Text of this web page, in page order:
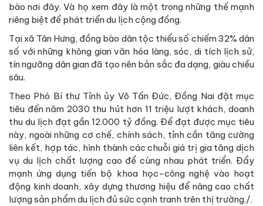
bào nơi đây. Và họ xem đây là một trong những thế mạnh
riêng biệt để phát triển du lịch cộng đồng.
Tại xã Tân Hưng, đồng bào dân tộc thiểu số chiếm 32% dân
số với những không gian văn hóa làng, sóc, di tích lịch sử,
tín ngưỡng dân gian đã tạo nên bản sắc đa dạng, giàu chiều
sâu.
Theo Phó Bí thư Tỉnh ủy Võ Tấn Đức, Đồng Nai đặt mục
tiêu đến năm 2030 thu hút hơn 11 triệu lượt khách, doanh
thu du lịch đạt gần 12.000 tỷ đồng. Để đạt được mục tiêu
này, ngoài những cơ chế, chính sách, tỉnh cần tăng cường
liên kết, hợp tác, hình thành các chuỗi giá trị gia tăng dịch
vụ du lịch chất lượng cao để cùng nhau phát triển. Đẩy
mạnh ứng dụng tiến bộ khoa học-công nghệ vào hoạt
động kinh doanh, xây dựng thương hiệu để nâng cao chất
lượng sản phẩm du lịch đủ sức cạnh tranh trên thị trường./.